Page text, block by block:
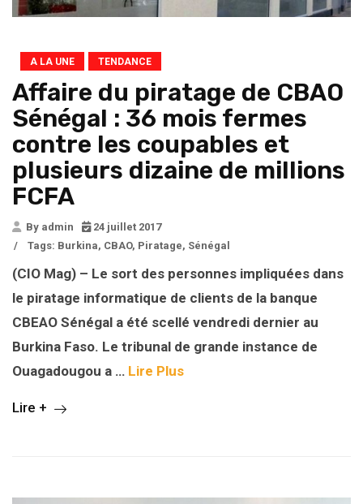
A LA UNE TENDANCE
Affaire du piratage de CBAO
Sénégal : 36 mois fermes
contre les coupables et
plusieurs dizaine de millions
FCFA
By admin
24 juillet 2017
/
Tags: Burkina, CBAO, Piratage, Sénégal
(CIO Mag) – Le sort des personnes impliquées dans
le piratage informatique de clients de la banque
CBEAO Sénégal a été scellé vendredi dernier au
Burkina Faso. Le tribunal de grande instance de
Ouagadougou a … Lire Plus
Lire +